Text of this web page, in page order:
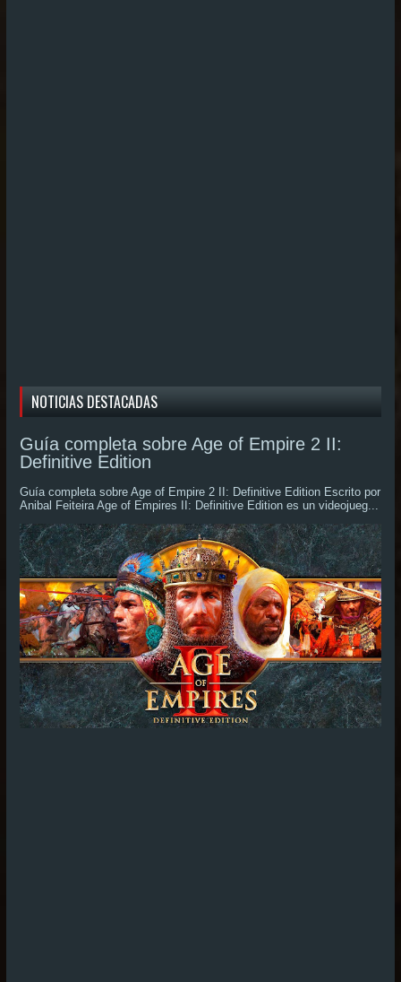
NOTICIAS DESTACADAS
Guía completa sobre Age of Empire 2 II:
Definitive Edition
Guía completa sobre Age of Empire 2 II: Definitive Edition Escrito por
Anibal Feiteira Age of Empires II: Definitive Edition es un videojueg...